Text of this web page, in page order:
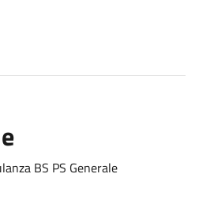
BS PS Generale